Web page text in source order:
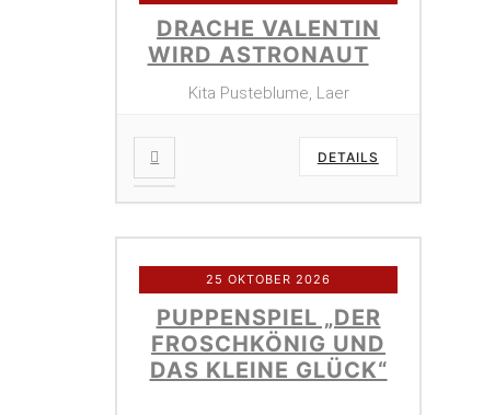
DRACHE VALENTIN
WIRD ASTRONAUT
Kita Pusteblume, Laer
DETAILS
25 OKTOBER 2026
PUPPENSPIEL „DER
FROSCHKÖNIG UND
DAS KLEINE GLÜCK“